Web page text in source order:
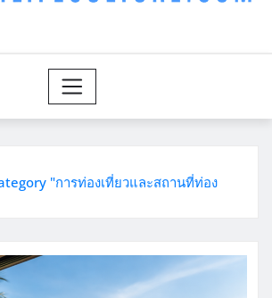
"การท่องเที่ยวและสถานที่ท่อง